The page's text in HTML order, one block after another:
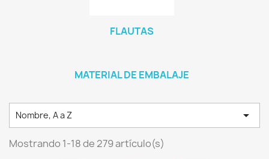
FLAUTAS
MATERIAL DE EMBALAJE
Nombre, A a Z 
Mostrando 1-18 de 279 artículo(s)